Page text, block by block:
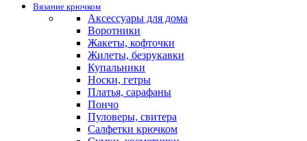
Вязание крючком
Аксессуары для дома
Воротники
Жакеты, кофточки
Жилеты, безрукавки
Купальники
Носки, гетры
Платья, сарафаны
Пончо
Пуловеры, свитера
Салфетки крючком